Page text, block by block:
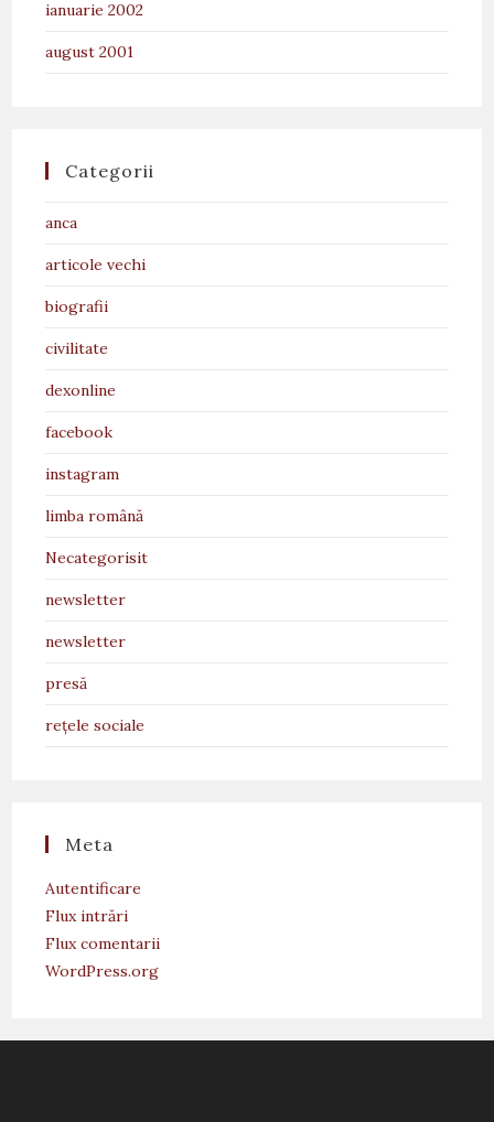
ianuarie 2002
august 2001
Categorii
anca
articole vechi
biografii
civilitate
dexonline
facebook
instagram
limba română
Necategorisit
newsletter
newsletter
presă
rețele sociale
Meta
Autentificare
Flux intrări
Flux comentarii
WordPress.org